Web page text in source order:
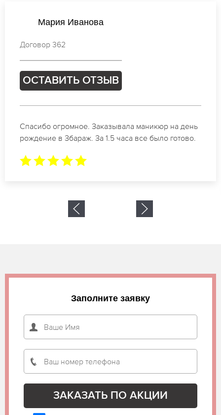
Виктория Попова
Договор 328
ОСТАВИТЬ ОТЗЫВ
Идеальные специалисты своего дела по
маникюру в Збараж. Замечательный результат.
Заполните заявку